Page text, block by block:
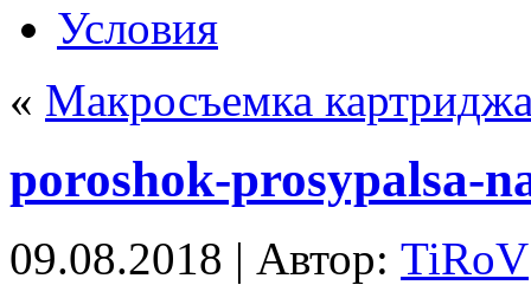
Условия
« Макросъемка
poroshok-prosypalsa-
09.08.2018 | Автор: TiRoV